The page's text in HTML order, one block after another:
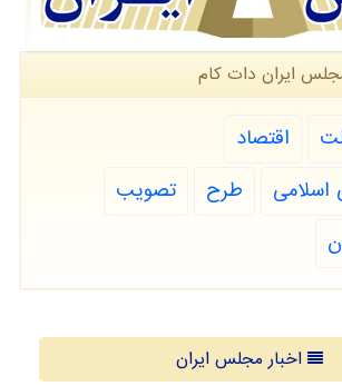
ایران دات كام
اقتصاد
طرح
تصویب
اخبار مجلس ایران